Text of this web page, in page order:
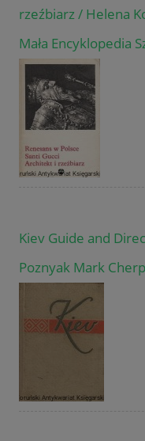
rzeźbiarz / Helena
Mała Encyklopedia
Kiev Guide and
Poznyak Mark Cherp